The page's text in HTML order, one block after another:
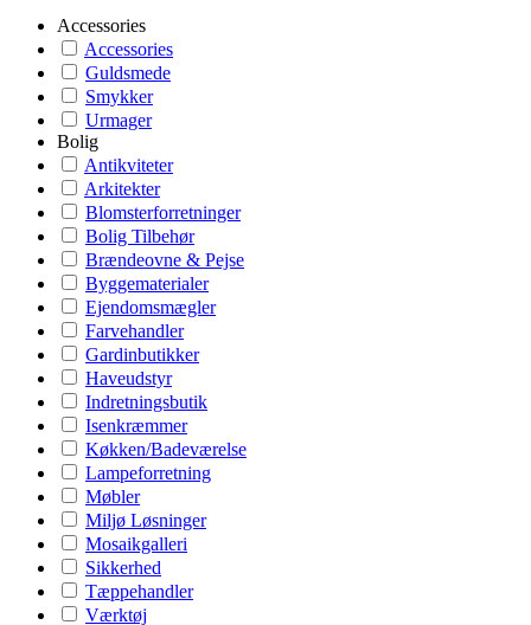
Accessories
Accessories
Guldsmede
Smykker
Urmager
Bolig
Antikviteter
Arkitekter
Blomsterforretninger
Bolig Tilbehør
Brændeovne & Pejse
Byggematerialer
Ejendomsmægler
Farvehandler
Gardinbutikker
Haveudstyr
Indretningsbutik
Isenkræmmer
Køkken/Badeværelse
Lampeforretning
Møbler
Miljø Løsninger
Mosaikgalleri
Sikkerhed
Tæppehandler
Værktøj